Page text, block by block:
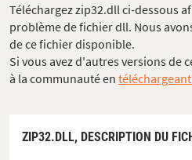
Téléchargez zip32.dll ci-dessous
problème de fichier dll. Nous
de ce fichier disponible.
Si vous avez d'autres versions de
à la communauté en
ZIP32.DLL, DESCRIPTION DU